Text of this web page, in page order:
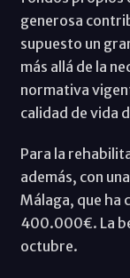
generosa
supuesto un
más allá de la
normativa
calidad de vida
Para la
además, con
Málaga, que ha
400.000€. La
octubre.